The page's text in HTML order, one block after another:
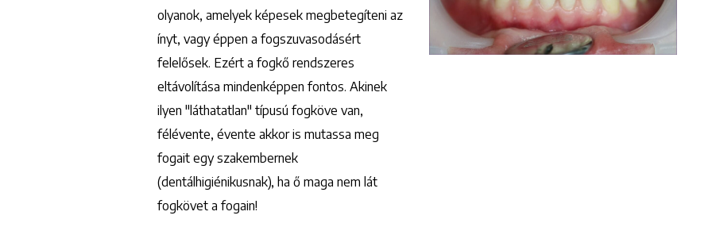
olyanok, amelyek képesek megbetegíteni az
ínyt, vagy éppen a fogszuvasodásért
felelősek. Ezért a fogkő rendszeres
eltávolítása mindenképpen fontos. Akinek
ilyen "láthatatlan" típusú fogköve van,
félévente, évente akkor is mutassa meg
fogait egy szakembernek
(dentálhigiénikusnak), ha ő maga nem lát
fogkövet a fogain!